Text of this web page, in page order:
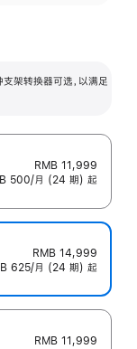
架转换器可选，以满足
RMB 11,999
500/月 (24 期) 起
RMB 14,999
625/月 (24 期) 起
RMB 11,999